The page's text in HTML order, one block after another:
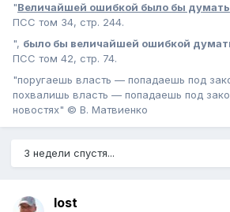
"Величайшей ошибкой было бы думать
ПСС том 34, стр. 244.
", было бы величайшей ошибкой
ПСС том 42, стр. 74.
"поругаешь власть — попадаешь под
похвалишь власть — попадаешь под
новостях" © В. Матвиенко
3 недели спустя...
lost